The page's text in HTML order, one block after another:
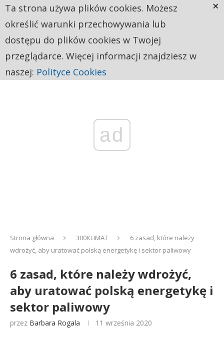
ad
Strona główna 300KLIMAT
6 zasad, które należy
wdrożyć, aby uratować polską energetykę i sektor paliwowy
6 zasad, które należy wdrożyć,
aby uratować polską energetykę i
sektor paliwowy
przez Barbara Rogala 11 września 2020
Ta strona używa plików cookies. Możesz
określić warunki przechowywania lub
dostępu do plików cookies w Twojej
przeglądarce. Więcej informacji znajdziesz w
naszej: Polityce Cookies
×